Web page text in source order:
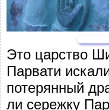
Это царство
Парвати
потерянный
ли сережку